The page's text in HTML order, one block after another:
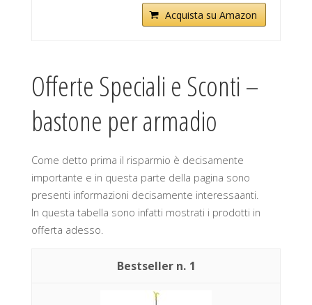
Acquista su Amazon
Offerte Speciali e Sconti –
bastone per armadio
Come detto prima il risparmio è decisamente
importante e in questa parte della pagina sono
presenti informazioni decisamente interessaanti.
In questa tabella sono infatti mostrati i prodotti in
offerta adesso.
1